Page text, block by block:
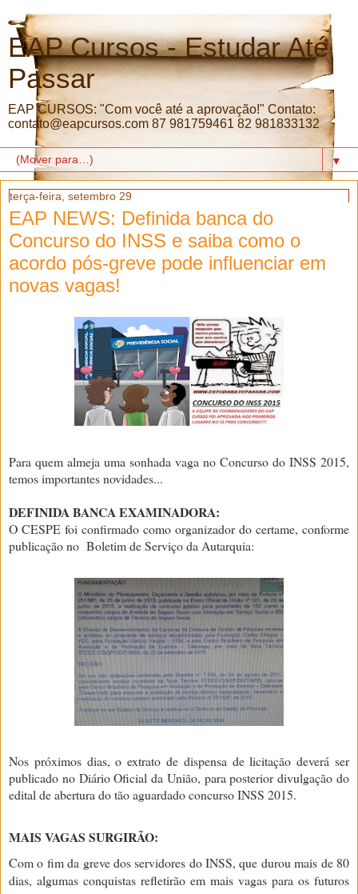
EAP Cursos - Estudar Até
Passar
EAP CURSOS: "Com você até a aprovação!" Contato:
contato@eapcursos.com 87 981759461 82 981833132
▼
terça-feira, setembro 29
EAP NEWS: Definida banca do
Concurso do INSS e saiba como o
acordo pós-greve pode influenciar em
novas vagas!
Para quem almeja uma sonhada vaga no Concurso do INSS 2015,
temos importantes novidades...
DEFINIDA BANCA EXAMINADORA:
O CESPE foi confirmado como organizador do certame, conforme
publicação no Boletim de Serviço da Autarquia:
Nos próximos dias, o extrato de dispensa de licitação deverá ser
publicado no Diário Oficial da União, para posterior divulgação do
edital de abertura do tão aguardado concurso INSS 2015.
MAIS VAGAS SURGIRÃO:
Com o fim da greve dos servidores do INSS, que durou mais de 80
dias, algumas conquistas refletirão em mais vagas para os futuros